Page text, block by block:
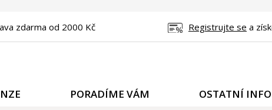
zdarma od 2000 Kč Registrujte se a
PORADÍME VÁM OSTATNÍ